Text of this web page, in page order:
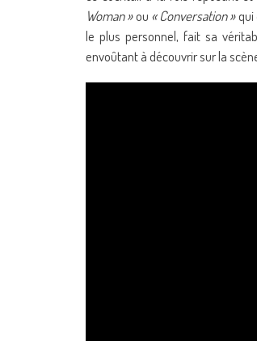
Woman »ou « Conversation »qui
le plus personnel, fait sa
envoûtant à découvrir sur la